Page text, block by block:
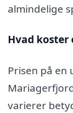
almindelige
Hvad koster
Prisen på en
varierer